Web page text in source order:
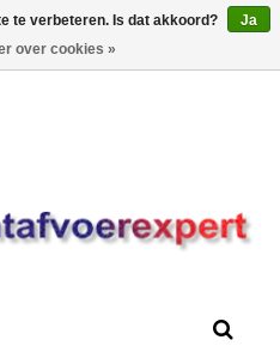
te verbeteren. Is dat akkoord?
Ja
over cookies »